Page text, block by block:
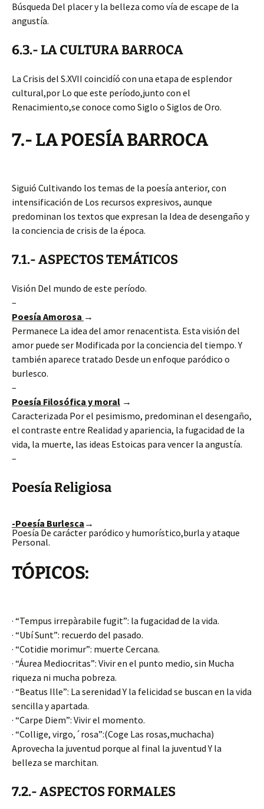
Búsqueda Del placer y la belleza como vía de escape de la
angustía.
6.3.- LA CULTURA BARROCA
La Crisis del S.XVII coincidíó con una etapa de esplendor
cultural,por Lo que este período,junto con el
Renacimiento,se conoce como Siglo o Siglos de Oro.
7.- LA POESÍA BARROCA
Siguió Cultivando los temas de la poesía anterior, con
intensificación de Los recursos expresivos, aunque
predominan los textos que expresan la Idea de desengaño y
la conciencia de crisis de la época.
7.1.- ASPECTOS TEMÁTICOS
Visión Del mundo de este período.
–
Poesía Amorosa →
Permanece La idea del amor renacentista. Esta visión del
amor puede ser Modificada por la conciencia del tiempo. Y
también aparece tratado Desde un enfoque paródico o
burlesco.
–
Poesía Filosófica y moral →
Caracterizada Por el pesimismo, predominan el desengaño,
el contraste entre Realidad y apariencia, la fugacidad de la
vida, la muerte, las ideas Estoicas para vencer la angustía.
–
Poesía Religiosa
-Poesía Burlesca →
Poesía De carácter paródico y humorístico,burla y ataque
Personal.
TÓPICOS:
· “Tempus irrepàrabile fugit”: la fugacidad de la vida.
· “Ubí Sunt”: recuerdo del pasado.
· “Cotidie morimur”: muerte Cercana.
· “Áurea Mediocritas”: Vivir en el punto medio, sin Mucha
riqueza ni mucha pobreza.
· “Beatus Ille”: La serenidad Y la felicidad se buscan en la vida
sencilla y apartada.
· “Carpe Diem”: Vivir el momento.
· “Collige, virgo,´rosa”:(Coge Las rosas,muchacha)
Aprovecha la juventud porque al final la juventud Y la
belleza se marchitan.
7.2.- ASPECTOS FORMALES